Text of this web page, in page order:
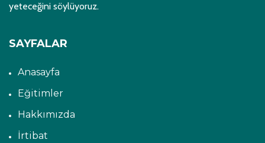
yeteceğini söylüyoruz.
SAYFALAR
Anasayfa
Eğitimler
Hakkımızda
İrtibat